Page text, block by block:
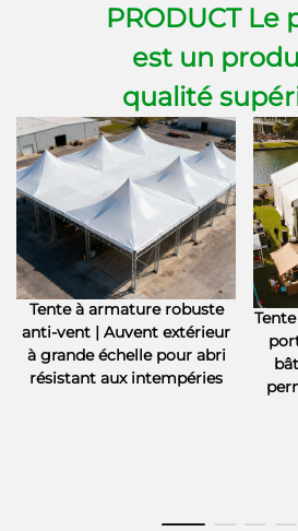
PRODUCT Le
est un
qualité
Tente à armature robuste
anti-vent | Auvent extérieur
à grande échelle pour abri
résistant aux intempéries